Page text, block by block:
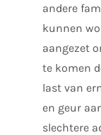
andere
kunnen
aangezet
te komen
last van
en geur
slechtere